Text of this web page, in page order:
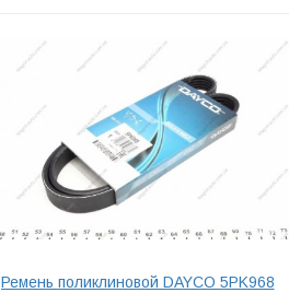
Ремень поликлиновой DAYCO 5PK968